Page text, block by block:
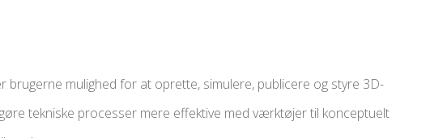
brugerne mulighed for at oprette, simulere, publicere og styre 3D-
tekniske processer mere effektive med værktøjer til konceptuelt